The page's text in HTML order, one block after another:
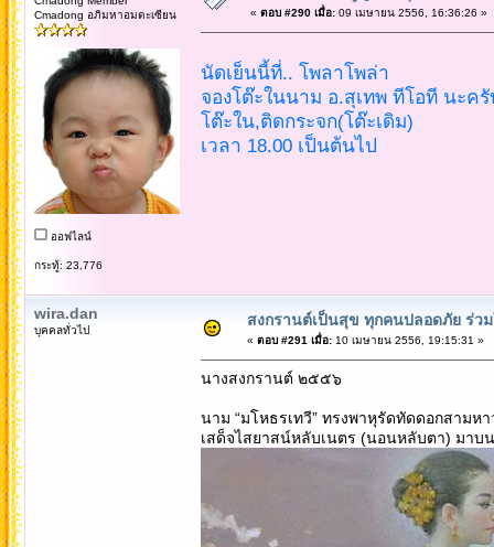
Cmadong อภิมหาอมตะเซียน
ออฟไลน์
กระทู้: 23,776
« ตอบ #290 เมื่อ:09 เมษายน 2556, 16:36:26 »
นัดเย็นนี้ที่.. โพลาโพล่า
จองโต๊ะในนาม อ.สุเทพ ทีโอที นะครั
โต๊ะใน,ติดกระจก(โต๊ะเดิม)
เวลา 18.00 เป็นต้นไป
wira.dan
บุคคลทั่วไป
สงกรานต์เป็นสุข ทุกคนปลอดภัย ร่ว
« ตอบ #291 เมื่อ:10 เมษายน 2556, 19:15:31 »
นางสงกรานต์ ๒๕๕๖
นาม “มโหธรเทวี” ทรงพาหุรัดทัดดอกสาม
เสด็จไสยาสน์หลับเนตร (นอนหลับตา) มาบ